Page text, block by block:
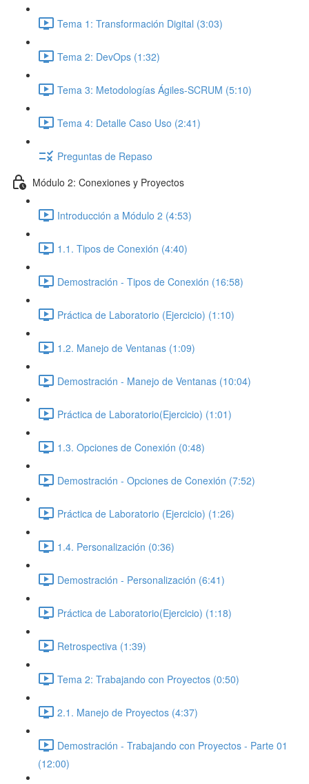
Tema 1: Transformación Digital (3:03)
Tema 2: DevOps (1:32)
Tema 3: Metodologías Ágiles-SCRUM (5:10)
Tema 4: Detalle Caso Uso (2:41)
Preguntas de Repaso
Módulo 2: Conexiones y Proyectos
Introducción a Módulo 2 (4:53)
1.1. Tipos de Conexión (4:40)
Demostración - Tipos de Conexión (16:58)
Práctica de Laboratorio (Ejercicio) (1:10)
1.2. Manejo de Ventanas (1:09)
Demostración - Manejo de Ventanas (10:04)
Práctica de Laboratorio(Ejercicio) (1:01)
1.3. Opciones de Conexión (0:48)
Demostración - Opciones de Conexión (7:52)
Práctica de Laboratorio (Ejercicio) (1:26)
1.4. Personalización (0:36)
Demostración - Personalización (6:41)
Práctica de Laboratorio(Ejercicio) (1:18)
Retrospectiva (1:39)
Tema 2: Trabajando con Proyectos (0:50)
2.1. Manejo de Proyectos (4:37)
Demostración - Trabajando con Proyectos - Parte 01
(12:00)